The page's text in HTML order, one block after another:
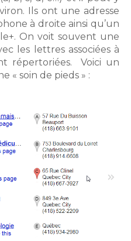
Ils ont une adresse
à droite ainsi qu’un
On voit souvent une
les lettres associées à
répertoriées. Voici un
« soin de pieds » :